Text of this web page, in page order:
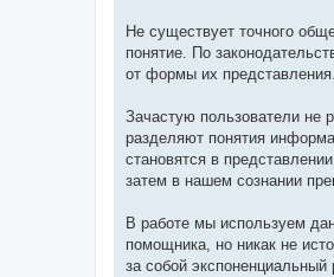
Не существует точного
понятие. По
от формы их представления.
Зачастую пользователи не
разделяют понятия
становятся в
затем в нашем сознании
В работе мы используем
помощника, но никак не
за собой